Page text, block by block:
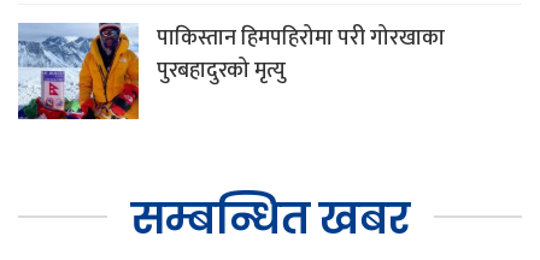
पाकिस्तान हिमपहिरोमा परी गोरखाका
पुरबहादुरको मृत्यु
सम्बन्धित खबर